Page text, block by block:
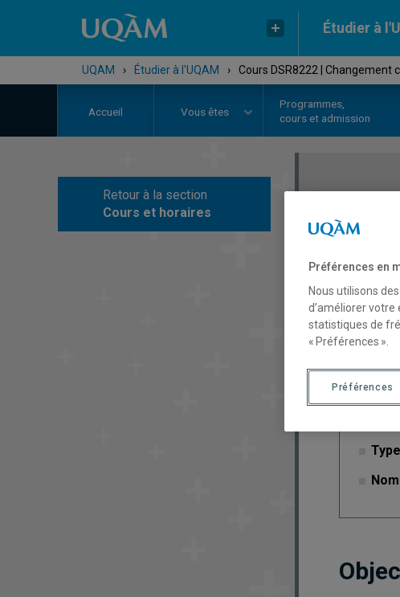
Étudier à
UQAM › Étudier à l'UQAM › Cours DSR8222 | Changement
Accueil Vous êtes
Programmes,
cours et admission
Retour à la section
Cours et horaires
Préférences en
Nous utilisons
d’améliorer votre
statistiques de
« Préférences ».
Préférences